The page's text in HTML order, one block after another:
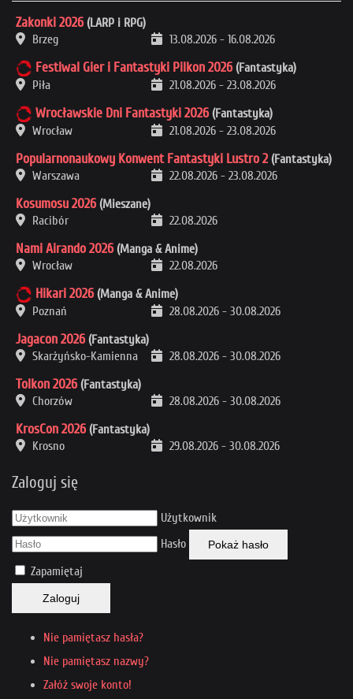
Zakonki 2026 (LARP i RPG)
Brzeg
13.08.2026 - 16.08.2026
Festiwal Gier i Fantastyki Pilkon 2026 (Fantastyka)
Piła
21.08.2026 - 23.08.2026
Wrocławskie Dni Fantastyki 2026 (Fantastyka)
Wrocław
21.08.2026 - 23.08.2026
Popularnonaukowy Konwent Fantastyki Lustro 2 (Fantastyka)
Warszawa
22.08.2026 - 23.08.2026
Kosumosu 2026 (Mieszane)
Racibór
22.08.2026
Nami Airando 2026 (Manga & Anime)
Wrocław
22.08.2026
Hikari 2026 (Manga & Anime)
Poznań
28.08.2026 - 30.08.2026
Jagacon 2026 (Fantastyka)
Skarżyńsko-Kamienna
28.08.2026 - 30.08.2026
Tolkon 2026 (Fantastyka)
Chorzów
28.08.2026 - 30.08.2026
KrosCon 2026 (Fantastyka)
Krosno
29.08.2026 - 30.08.2026
Zaloguj się
Użytkownik
Hasło
Pokaż hasło
Zapamiętaj
Zaloguj
Nie pamiętasz hasła?
Nie pamiętasz nazwy?
Załóż swoje konto!